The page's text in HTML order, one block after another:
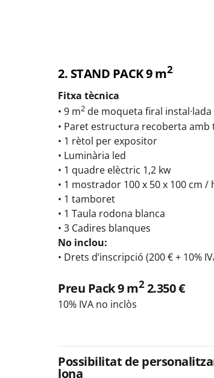
2. STAND PACK 9 m2
Fitxa tècnica
• 9 m2 de moqueta firal instal·lada
• Paret estructura recoberta amb
• 1 rètol per expositor
• Luminària led
• 1 quadre elèctric 1,2 kw
• 1 mostrador 100 x 50 x 100 cm /
• 1 tamboret
• 1 Taula rodona blanca
• 3 Cadires blanques
No inclou:
• Drets d’inscripció (200 € + 10%
Preu Pack 9 m22.350 €
10% IVA no inclòs
Possibilitat de
lona